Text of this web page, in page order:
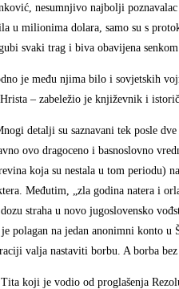
nesumnjivo najbolji poznavalac
u milionima dolara, samo su s
svaki trag i biva obavijena senkom
je među njima bilo i sovjetskih
– zabeležio je književnik i
detalji su saznavani tek posle
ovo dragoceno i basnoslovno
koja su nestala u tom periodu)
Međutim, „zla godina natera i
straha u novo jugoslovensko
polagan na jedan anonimni konto
valja nastaviti borbu. A borba
koji je vodio od proglašenja